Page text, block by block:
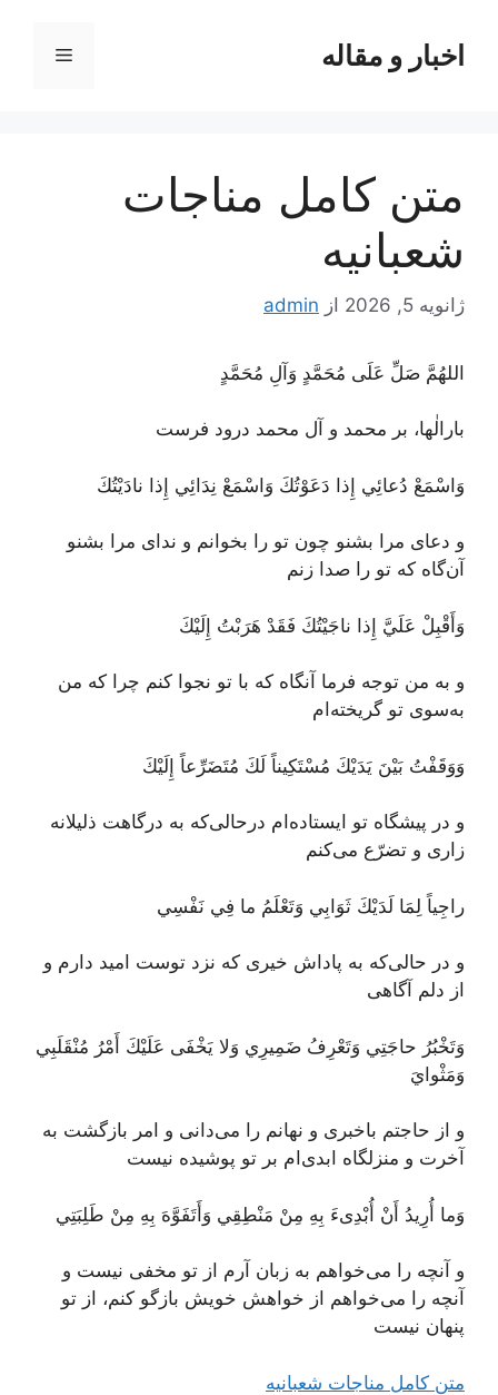
محتوااخبار و مقاله فهرست
متن کامل مناجات
شعبانیه
ژانویه 5, 2026 از admin
اللهُمَّ صَلِّ عَلَى مُحَمَّدٍ وَآلِ مُحَمَّدٍ
بارالٰها، بر محمد و آل محمد درود فرست
وَاسْمَعْ دُعائِي إِذا دَعَوْتُكَ وَاسْمَعْ نِدَائِي إِذا نادَيْتُكَ
و دعای مرا بشنو چون تو را بخوانم و ندای مرا بشنو
آن‌گاه که تو را صدا زنم
وَأَقْبِلْ عَلَيَّ إِذا ناجَيْتُكَ فَقَدْ هَرَبْتُ إِلَيْكَ
و به من توجه فرما آنگاه که با تو نجوا کنم چرا که من
به‌سوی تو گریخته‌ام
وَوَقَفْتُ بَيْنَ يَدَيْكَ مُسْتَكِيناً لَكَ مُتَضَرِّعاً إِلَيْكَ
و در پیشگاه تو ایستاده‌ام درحالی‌که به درگاهت ذلیلانه
زاری و تضرّع می‌کنم
راجِياً لِمَا لَدَيْكَ ثَوَابِي وَتَعْلَمُ ما فِي نَفْسِي
و در حالی‌که به پاداش خیری که نزد توست امید دارم و
از دلم آگاهی
وَتَخْبُرُ حاجَتِي وَتَعْرِفُ ضَمِيرِي وَلا يَخْفَى عَلَيْكَ أَمْرُ مُنْقَلَبِي
وَمَثْوايَ
و از حاجتم باخبری و نهانم را می‌دانی و امر بازگشت به
آخرت و منزلگاه ابدی‌ام بر تو پوشیده نیست
وَما أُرِيدُ أَنْ أُبْدِىءَ بِهِ مِنْ مَنْطِقِي وَأَتَفَوَّهَ بِهِ مِنْ طَلِبَتِي
و آنچه را می‌خواهم به زبان آرم از تو مخفی نیست و
آنچه را می‌خواهم از خواهش خویش بازگو کنم، از تو
پنهان نیست
متن کامل مناجات شعبانیه